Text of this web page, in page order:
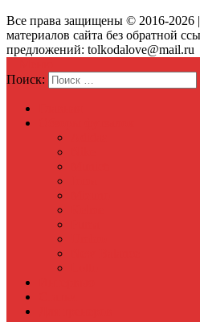
Все права защищены © 2016-2026
материалов сайта без обратной
предложений: tolkodalove@mail.ru
Поиск: